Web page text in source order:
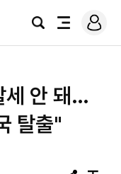
검
전
로
그
세 안 돼…
탈출"